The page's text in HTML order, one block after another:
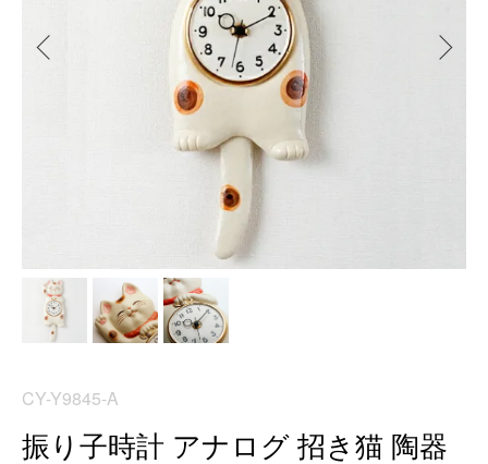
CY-Y9845-A
振り子時計 アナログ 招き猫 陶器